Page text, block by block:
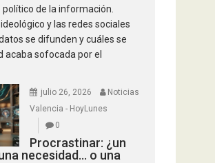
de la información.
y las redes sociales
se difunden y cuáles se
acaba sofocada por el
julio 26, 2026
Noticias
Valencia - HoyLunes
0
Procrastinar: ¿un
necesidad… o una